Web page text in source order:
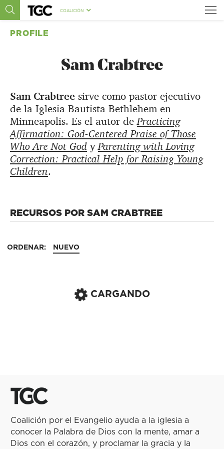
COALICIÓN
PROFILE
Sam Crabtree
Sam Crabtree sirve como pastor ejecutivo
de la Iglesia Bautista Bethlehem en
Minneapolis. Es el autor dePracticing
Affirmation: God-Centered Praise of Those
Who Are Not God yParenting with Loving
Correction: Practical Help for Raising Young
Children.
RECURSOS POR SAM CRABTREE
ORDENAR: NUEVO
CARGANDO
Coalición por el Evangelio ayuda a la iglesia a
conocer la Palabra de Dios con la mente, amar a
Dios con el corazón, y proclamar la gracia y la